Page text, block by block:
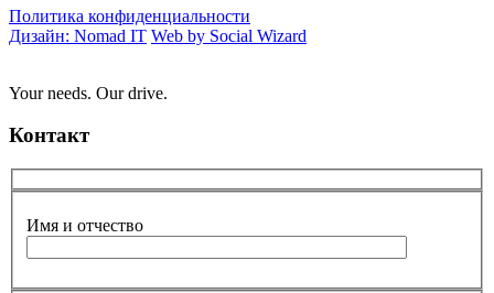
Политика конфиденциальности
Дизайн: Nomad IT Web by Social Wizard
Your needs. Our drive.
Контакт
Имя и отчество